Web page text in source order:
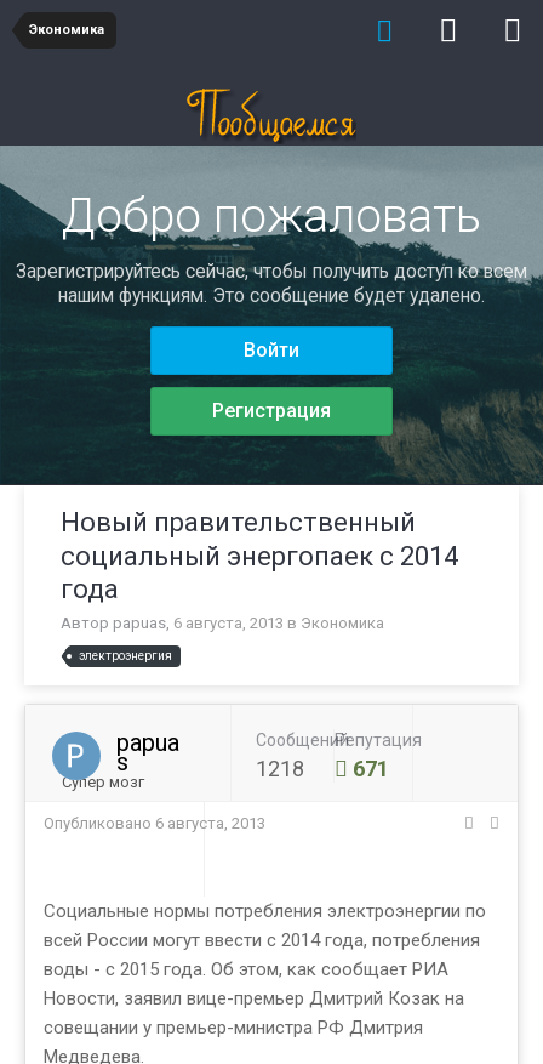
Экономика
Добро пожаловать
Зарегистрируйтесь сейчас, чтобы получить доступ ко всем
нашим функциям. Это сообщение будет удалено.
Войти
Регистрация
Новый правительственный
социальный энергопаек с 2014
года
Автор papuas, 6 августа, 2013 в Экономика
электроэнергия
papua
s
Супер мозг
Сообщений
1218
Репутация
671
Опубликовано 6 августа, 2013
Социальные нормы потребления электроэнергии по
всей России могут ввести с 2014 года, потребления
воды - с 2015 года. Об этом, как сообщает РИА
Новости, заявил вице-премьер Дмитрий Козак на
совещании у премьер-министра РФ Дмитрия
Медведева.